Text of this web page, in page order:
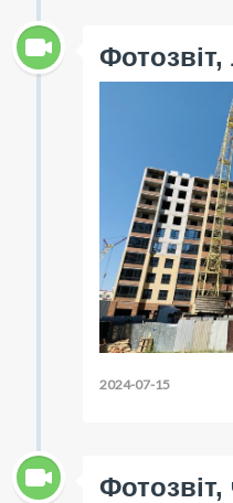
2024-07-15